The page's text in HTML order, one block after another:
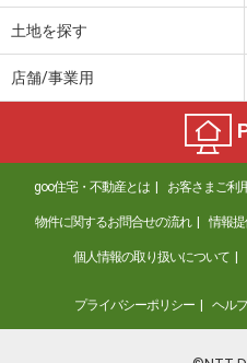
土地を探す
店舗/事業用
goo住宅・不動産とは お客さまご利
物件に関するお問合せの流れ 情報提
個人情報の取り扱いについて
プライバシーポリシー ヘルプ